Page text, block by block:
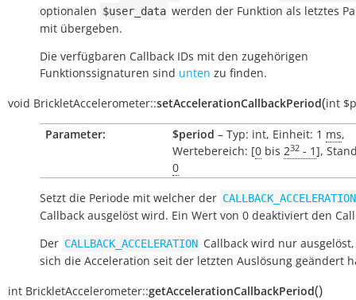
optionalen $user_data werden der Funktion als letztes
mit übergeben.
Die verfügbaren Callback IDs mit den zugehörigen
Funktionssignaturen sind unten zu finden.
void BrickletAccelerometer::setAccelerationCallbackPeriod(int
Parameter: $period – Typ: int, Einheit: 1 ms,
Wertebereich: [0 bis 232 - 1],
0
Setzt die Periode mit welcher der CALLBACK_ACCELERATION
Callback ausgelöst wird. Ein Wert von 0 deaktiviert den
Der CALLBACK_ACCELERATION Callback wird nur
sich die Acceleration seit der letzten Auslösung geändert
int BrickletAccelerometer::getAccelerationCallbackPeriod()